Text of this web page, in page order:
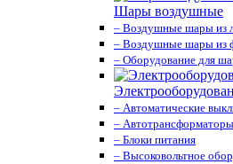
Шары воздушные
– Воздушные шары из
– Воздушные шары из
– Оборудование для
– Автоматические
– Автотрансформаторы
– Блоки питания
– Высоковольтное